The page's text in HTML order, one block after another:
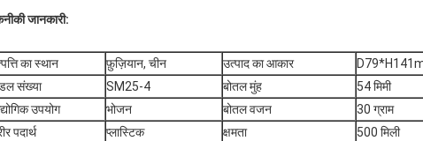
जानकारी:
का स्थान फ़ुज़ियान, चीन उत्पाद का आकार
संख्या
SM25-4 बोतल मुंह
54 मिमी
उपयोग
भोजन बोतल वजन
30 ग्राम
पदार्थ
प्लास्टिक क्षमता
500 मिली